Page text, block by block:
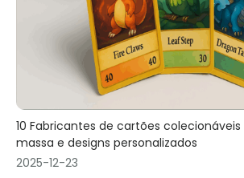
10 Fabricantes de cartões
massa e designs personalizados
2025-12-23